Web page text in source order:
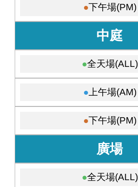
下午場(PM)
中庭
全天場(ALL)
上午場(AM)
下午場(PM)
廣場
全天場(ALL)